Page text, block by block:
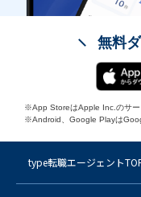
無料
※App StoreはApple Inc.のサー
※Android、Google Playは
type転職エージェント